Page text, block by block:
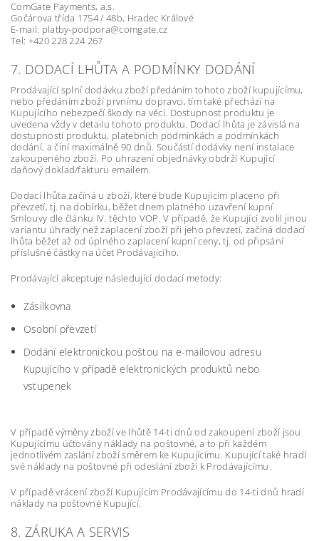
ComGate Payments, a.s.
Gočárova třída 1754 / 48b, Hradec Králové
E-mail: platby-podpora@comgate.cz
Tel: +420 228 224 267
7. DODACÍ LHŮTA A PODMÍNKY DODÁNÍ
Prodávající splní dodávku zboží předáním tohoto zboží kupujícímu,
nebo předáním zboží prvnímu dopravci, tím také přechází na
Kupujícího nebezpečí škody na věci. Dostupnost produktu je
uvedena vždy v detailu tohoto produktu. Dodací lhůta je závislá na
dostupnosti produktu, platebních podmínkách a podmínkách
dodání, a činí maximálně 90 dnů. Součástí dodávky není instalace
zakoupeného zboží. Po uhrazení objednávky obdrží Kupující
daňový doklad/fakturu emailem.
Dodací lhůta začíná u zboží, které bude Kupujícím placeno při
převzetí, tj. na dobírku, běžet dnem platného uzavření kupní
Smlouvy dle článku IV. těchto VOP. V případě, že Kupující zvolil jinou
variantu úhrady než zaplacení zboží při jeho převzetí, začíná dodací
lhůta běžet až od úplného zaplacení kupní ceny, tj. od připsání
příslušné částky na účet Prodávajícího.
Prodávající akceptuje následující dodací metody:
Zásilkovna
Osobní převzetí
Dodání elektronickou poštou na e-mailovou adresu
Kupujícího v případě elektronických produktů nebo
vstupenek
V případě výměny zboží ve lhůtě 14-ti dnů od zakoupení zboží jsou
Kupujícímu účtovány náklady na poštovné, a to při každém
jednotlivém zaslání zboží směrem ke Kupujícímu. Kupující také hradí
své náklady na poštovné při odeslání zboží k Prodávajícímu.
V případě vrácení zboží Kupujícím Prodávajícímu do 14-ti dnů hradí
náklady na poštovné Kupující.
8. ZÁRUKA A SERVIS